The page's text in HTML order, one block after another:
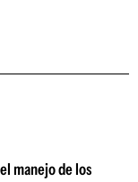
manejo de los